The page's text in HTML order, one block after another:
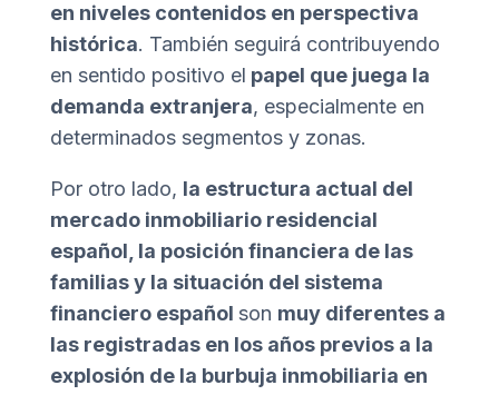
en niveles contenidos en perspectiva
histórica. También seguirá contribuyendo
en sentido positivo el papel que juega la
demanda extranjera, especialmente en
determinados segmentos y zonas.
Por otro lado, la estructura actual del
mercado inmobiliario residencial
español, la posición financiera de las
familias y la situación del sistema
financiero español son muy diferentes a
las registradas en los años previos a la
explosión de la burbuja inmobiliaria en